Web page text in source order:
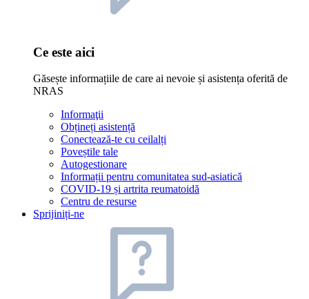
Ce este aici
Găsește informațiile de care ai nevoie și asistența oferită de
NRAS
Informaţii
Obțineți asistență
Conectează-te cu ceilalți
Poveștile tale
Autogestionare
Informații pentru comunitatea sud-asiatică
COVID-19 și artrita reumatoidă
Centru de resurse
Sprijiniți-ne